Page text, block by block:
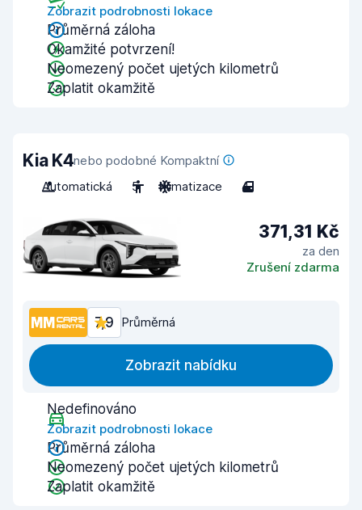
Zobrazit podrobnosti lokace
Průměrná záloha
Okamžité potvrzení!
Neomezený počet ujetých kilometrů
Zaplatit okamžitě
Kia K4nebo podobné Kompaktní
Automatická
5 Klimatizace 4
371,31 Kč
za den
Zrušení zdarma
7,9 Průměrná
Zobrazit nabídku
Nedefinováno
Zobrazit podrobnosti lokace
Průměrná záloha
Neomezený počet ujetých kilometrů
Zaplatit okamžitě